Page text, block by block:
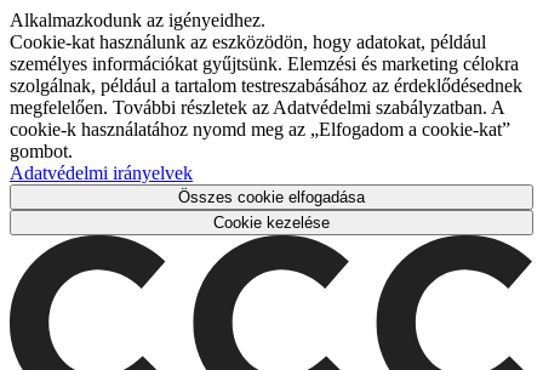
Alkalmazkodunk az igényeidhez.
Cookie-kat használunk az eszközödön, hogy adatokat, például
személyes információkat gyűjtsünk. Elemzési és marketing célokra
szolgálnak, például a tartalom testreszabásához az érdeklődésednek
megfelelően. További részletek az Adatvédelmi szabályzatban. A
cookie-k használatához nyomd meg az „Elfogadom a cookie-kat”
gombot.
Adatvédelmi irányelvek
Összes cookie elfogadása
Cookie kezelése